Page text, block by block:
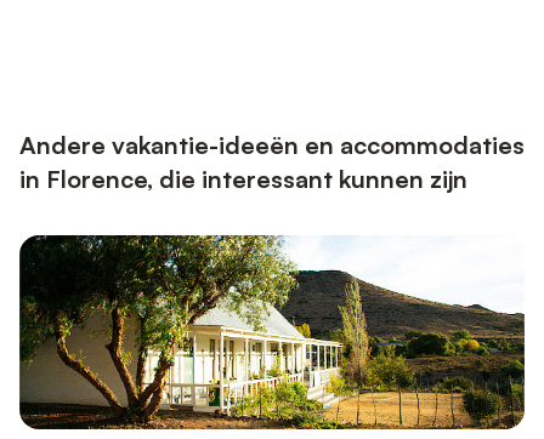
Andere vakantie-ideeën en accommodaties
in Florence, die interessant kunnen zijn